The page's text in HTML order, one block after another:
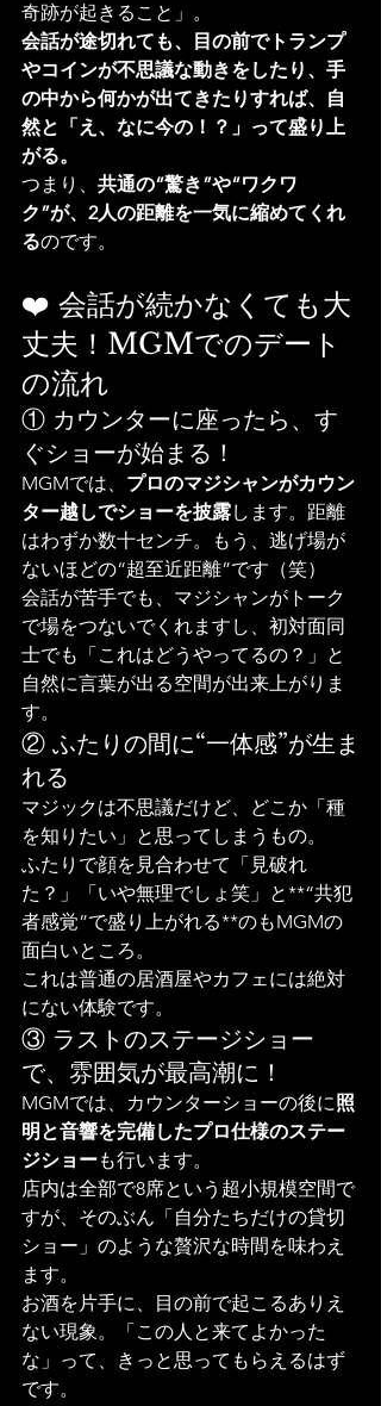
奇跡が起きること」。
会話が途切れても、目の前でトランプ
やコインが不思議な動きをしたり、手
の中から何かが出てきたりすれば、自
然と「え、なに今の！？」って盛り上
がる。
つまり、 共通の“驚き”や“ワクワ
ク”が、2人の距離を一気に縮めてくれ
るのです。
❤️ 会話が続かなくても大
丈夫！MGMでのデート
の流れ
① カウンターに座ったら、す
ぐショーが始まる！
MGMでは、 プロのマジシャンがカウン
ター越しでショーを披露します。距離
はわずか数十センチ。もう、逃げ場が
ないほどの“超至近距離”です（笑）
会話が苦手でも、マジシャンがトーク
で場をつないでくれますし、初対面同
士でも「これはどうやってるの？」と
自然に言葉が出る空間が出来上がりま
す。
② ふたりの間に“一体感”が生ま
れる
マジックは不思議だけど、どこか「種
を知りたい」と思ってしまうもの。
ふたりで顔を見合わせて「見破れ
た？」「いや無理でしょ笑」と**“共犯
者感覚”で盛り上がれる**のもMGMの
面白いところ。
これは普通の居酒屋やカフェには絶対
にない体験です。
③ ラストのステージショー
で、雰囲気が最高潮に！
MGMでは、カウンターショーの後に照
明と音響を完備したプロ仕様のステー
ジショーも行います。
店内は全部で8席という超小規模空間で
すが、そのぶん「自分たちだけの貸切
ショー」のような贅沢な時間を味わえ
ます。
お酒を片手に、目の前で起こるありえ
ない現象。「この人と来てよかった
な」って、きっと思ってもらえるはず
です。